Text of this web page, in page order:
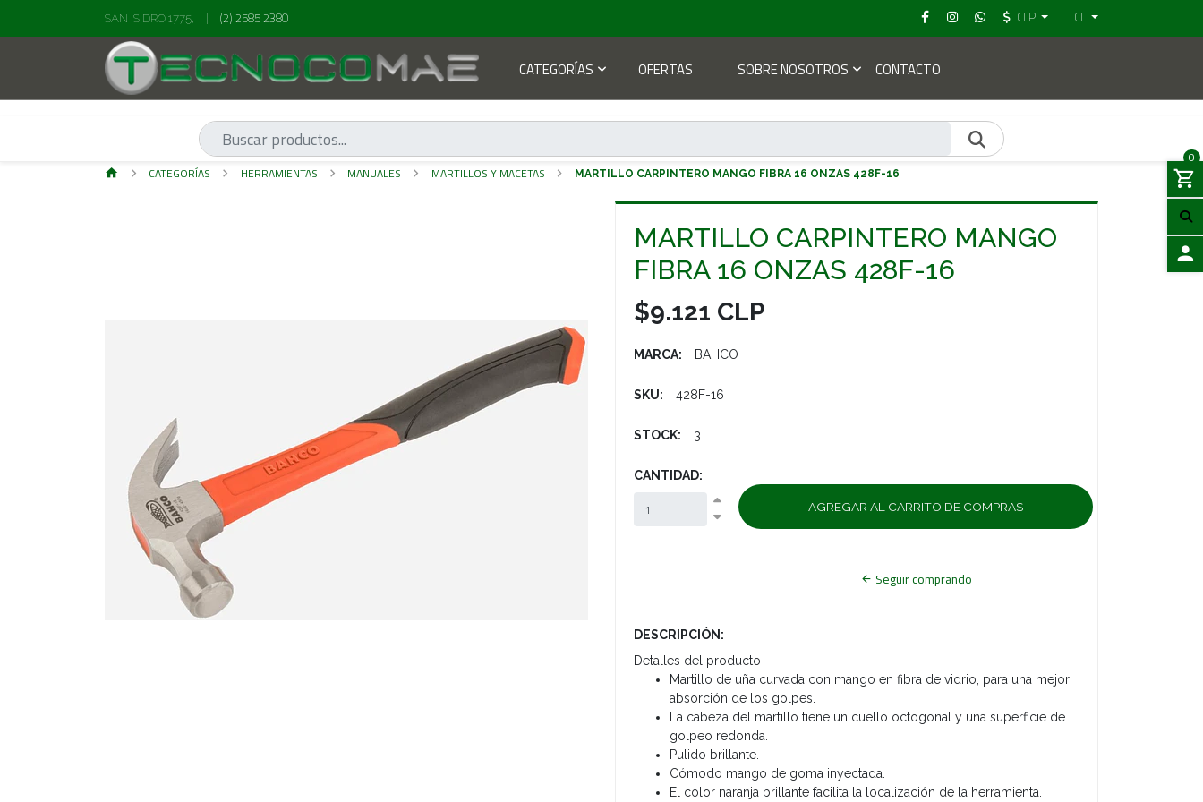
SAN ISIDRO 1775, (2) 2585 2380 CLP CL
CATEGORÍAS OFERTAS SOBRE NOSOTROS CONTACTO
0
CATEGORÍAS HERRAMIENTAS MANUALES MARTILLOS Y MACETAS MARTILLO CARPINTERO MANGO FIBRA 16 ONZAS 428F-16
MARTILLO CARPINTERO MANGO
FIBRA 16 ONZAS 428F-16
$9.121 CLP
MARCA: BAHCO
SKU: 428F-16
STOCK: 3
CANTIDAD:
Seguir comprando
DESCRIPCIÓN:
Detalles del producto
Martillo de uña curvada con mango en fibra de vidrio, para una mejor
absorción de los golpes.
La cabeza del martillo tiene un cuello octogonal y una superficie de
golpeo redonda.
Pulido brillante.
Cómodo mango de goma inyectada.
El color naranja brillante facilita la localización de la herramienta.